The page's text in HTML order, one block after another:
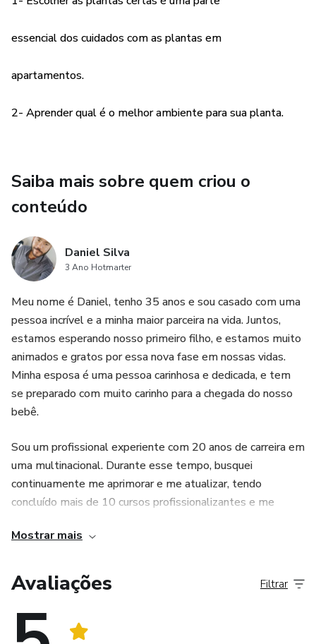
garantir que elas floresçam e cresçam
saudáveis.
Neste artigo, discutiremos dicas para
incluindo a escolha das plantas certas, a
rega adequada, a iluminação adequada,
os cuidados regulares e a resolução de
problemas comuns. Ao seguir estas dicas,
você pode criar um ambiente verde e
saudável em seu apartamento, trazendo a
beleza e os benefícios da natureza para
essencial dos cuidados com as plantas em
apartamentos.
2- Aprender qual é o melhor ambiente para sua planta.
Saiba mais sobre quem criou o
conteúdo
Daniel Silva
3 Ano Hotmarter
Meu nome é Daniel, tenho 35 anos e sou casado com uma
pessoa incrível e a minha maior parceira na vida. Juntos,
estamos esperando nosso primeiro filho, e estamos muito
animados e gratos por essa nova fase em nossas vidas.
Minha esposa é uma pessoa carinhosa e dedicada, e tem
se preparado com muito carinho para a chegada do nosso
bebê.
Sou um profissional experiente com 20 anos de carreira em
uma multinacional. Durante esse tempo, busquei
continuamente me aprimorar e me atualizar, tendo
concluído mais de 10 cursos profissionalizantes e me
conseguido concluir meu curso de engenharia de produção
conhecimento e desenvolvimento pessoal.
Além do meu trabalho, sou um entusiasta da saúde e
bem-estar, o que me levou a criar um blog onde
Mostrar mais
Avaliações Filtrar